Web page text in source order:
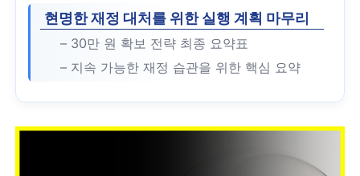
현명한 재정 대처를 위한 실행 계획 마무리
– 30만 원 확보 전략 최종 요약표
– 지속 가능한 재정 습관을 위한 핵심 요약